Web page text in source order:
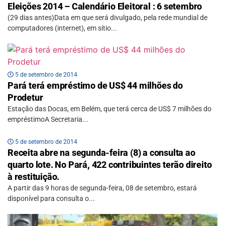
Eleições 2014 – Calendário Eleitoral : 6 setembro
(29 dias antes)Data em que será divulgado, pela rede mundial de
computadores (internet), em sítio...
5 de setembro de 2014
Pará terá empréstimo de US$ 44 milhões do
Prodetur
Estação das Docas, em Belém, que terá cerca de US$ 7 milhões do
empréstimoA Secretaria...
5 de setembro de 2014
Receita abre na segunda-feira (8) a consulta ao
quarto lote. No Pará, 422 contribuintes terão direito
à restituição.
A partir das 9 horas de segunda-feira, 08 de setembro, estará
disponível para consulta o...